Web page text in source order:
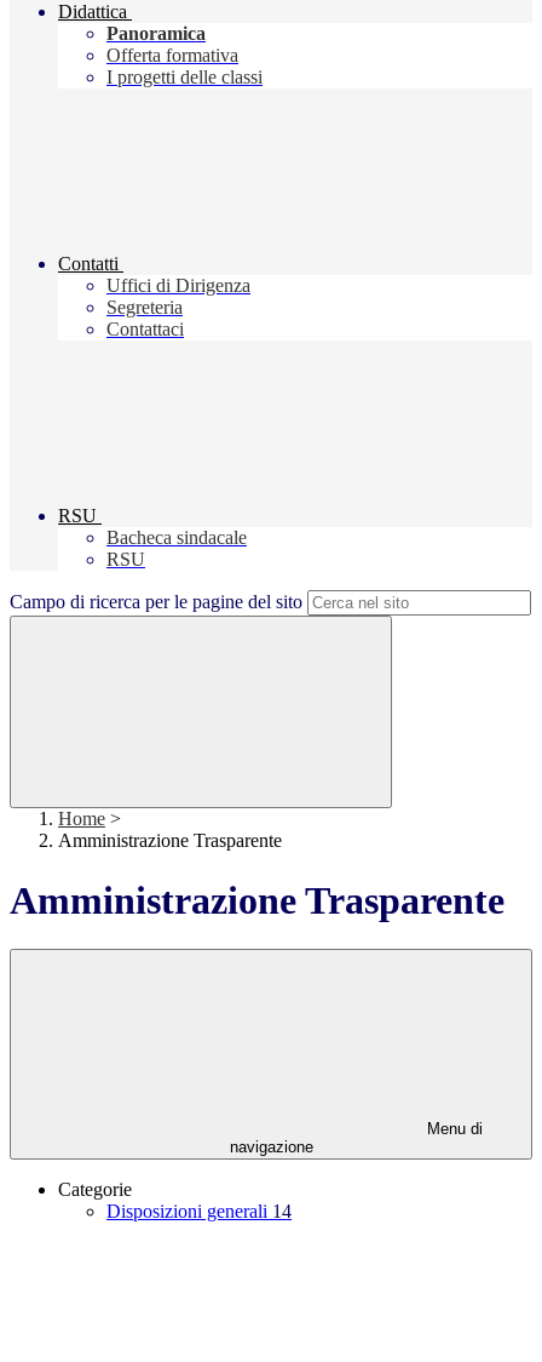
Didattica
Panoramica
Offerta formativa
I progetti delle classi
Contatti
Uffici di Dirigenza
Segreteria
Contattaci
RSU
Bacheca sindacale
RSU
Campo di ricerca per le pagine del sito
Home >
Amministrazione Trasparente
Amministrazione Trasparente
Menu di
navigazione
Categorie
Disposizioni generali 14